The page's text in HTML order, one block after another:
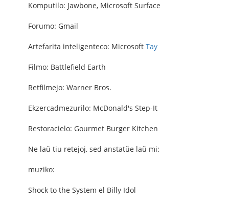
Komputilo: Jawbone, Microsoft Surface
Forumo: Gmail
Artefarita inteligenteco: Microsoft Tay
Filmo: Battlefield Earth
Retfilmejo: Warner Bros.
Ekzercadmezurilo: McDonald's Step-It
Restoracielo: Gourmet Burger Kitchen
Ne laŭ tiu retejoj, sed anstatŭe laŭ mi:
muziko:
Shock to the System el Billy Idol